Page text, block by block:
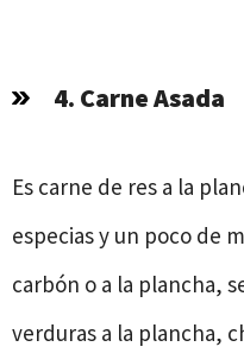
4. Carne Asada
Es carne de res a la
especias y un poco de
carbón o a la plancha,
verduras a la plancha,